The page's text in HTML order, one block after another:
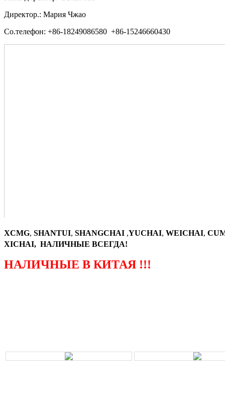
Директор.: Мария Чжао
Со.телефон: +86-18249086580 +86-15246660430
XCMG, SHANTUI, SHANGCHAI ,YUCHAI, WEICHAI,
XICHAI, НАЛИЧНЫЕ ВСЕГДА!
НАЛИЧНЫЕ В КИТАЯ !!!